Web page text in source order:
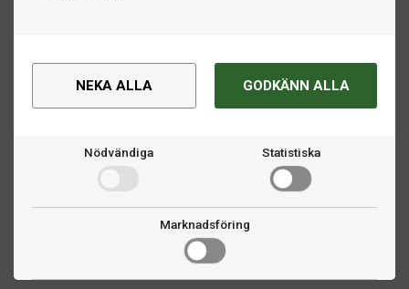
NEKA ALLA GODKÄNN ALLA
Nödvändiga Statistiska
Marknadsföring